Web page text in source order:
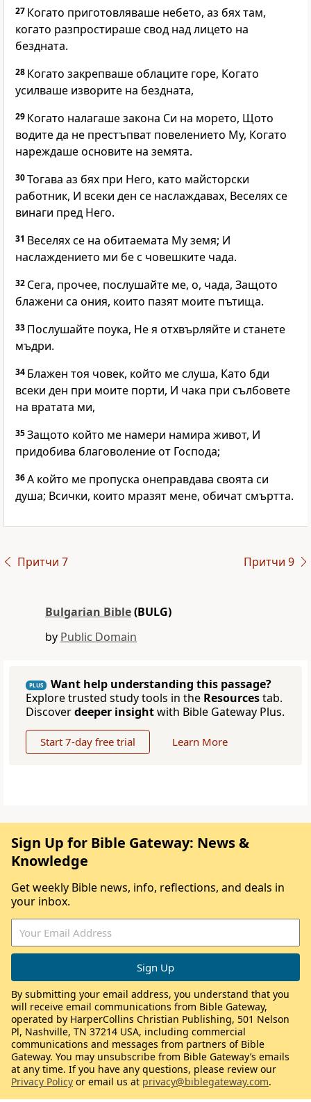
27 Когато приготовляваше небето, аз бях там,
когато разпростираше свод над лицето на
бездната.
28 Когато закрепваше облаците горе, Когато
усилваше изворите на бездната,
29 Когато налагаше закона Си на морето, Щото
водите да не престъпват повелението Му, Когато
нареждаше основите на земята.
30Тогава аз бях при Него, като майсторски
работник, И всеки ден се наслаждавах, Веселях се
винаги пред Него.
31 Веселях се на обитаемата Му земя; И
наслаждението ми бе с човешките чада.
32 Сега, прочее, послушайте ме, о, чада, Защото
блажени са ония, които пазят моите пътища.
33 Послушайте поука, Не я отхвърляйте и станете
мъдри.
34 Блажен тоя човек, който ме слуша, Като бди
всеки ден при моите порти, И чака при сълбовете
на вратата ми,
35Защото който ме намери намира живот, И
придобива благоволение от Господа;
36А който ме пропуска онеправдава своята си
душа; Всички, които мразят мене, обичат смъртта.
Притчи 7 Притчи 9
Bulgarian Bible(BULG)
by Public Domain
PLUS
Want help understanding this passage?
Explore trusted study tools in the Resourcestab.
Discoverdeeper insightwith Bible Gateway Plus.
Start 7-day free trial Learn More
Sign Up for Bible Gateway: News &
Knowledge
Get weekly Bible news, info, reflections, and deals in
your inbox.
By submitting your email address, you understand that you
will receive email communications from Bible Gateway,
operated by HarperCollins Christian Publishing, 501 Nelson
Pl, Nashville, TN 37214 USA, including commercial
communications and messages from partners of Bible
Gateway. You may unsubscribe from Bible Gateway’s emails
at any time. If you have any questions, please review our
Privacy Policy or email us at privacy@biblegateway.com.